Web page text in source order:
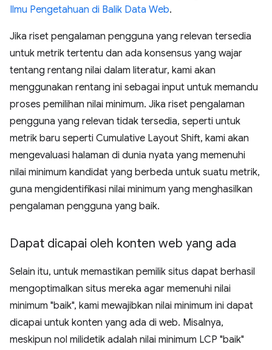
Ilmu Pengetahuan di Balik Data Web.
Jika riset pengalaman pengguna yang relevan tersedia
untuk metrik tertentu dan ada konsensus yang wajar
tentang rentang nilai dalam literatur, kami akan
menggunakan rentang ini sebagai input untuk memandu
proses pemilihan nilai minimum. Jika riset pengalaman
pengguna yang relevan tidak tersedia, seperti untuk
metrik baru seperti Cumulative Layout Shift, kami akan
mengevaluasi halaman di dunia nyata yang memenuhi
nilai minimum kandidat yang berbeda untuk suatu metrik,
guna mengidentifikasi nilai minimum yang menghasilkan
pengalaman pengguna yang baik.
Dapat dicapai oleh konten web yang ada
Selain itu, untuk memastikan pemilik situs dapat berhasil
mengoptimalkan situs mereka agar memenuhi nilai
minimum "baik", kami mewajibkan nilai minimum ini dapat
dicapai untuk konten yang ada di web. Misalnya,
meskipun nol milidetik adalah nilai minimum LCP "baik"